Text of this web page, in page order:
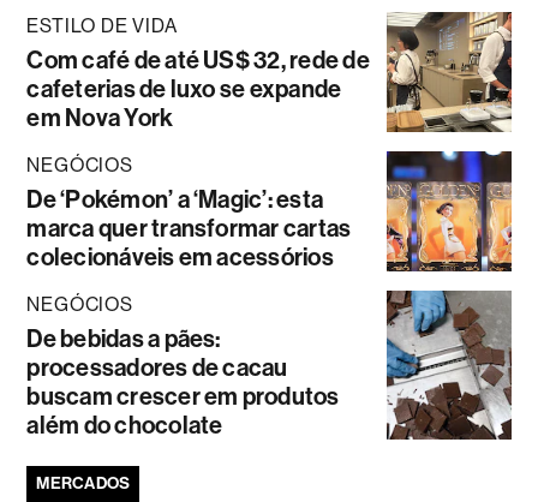
ESTILO DE VIDA
Com café de até US$ 32, rede de
cafeterias de luxo se expande
em Nova York
NEGÓCIOS
De ‘Pokémon’ a ‘Magic’: esta
marca quer transformar cartas
colecionáveis em acessórios
NEGÓCIOS
De bebidas a pães:
processadores de cacau
buscam crescer em produtos
além do chocolate
MERCADOS